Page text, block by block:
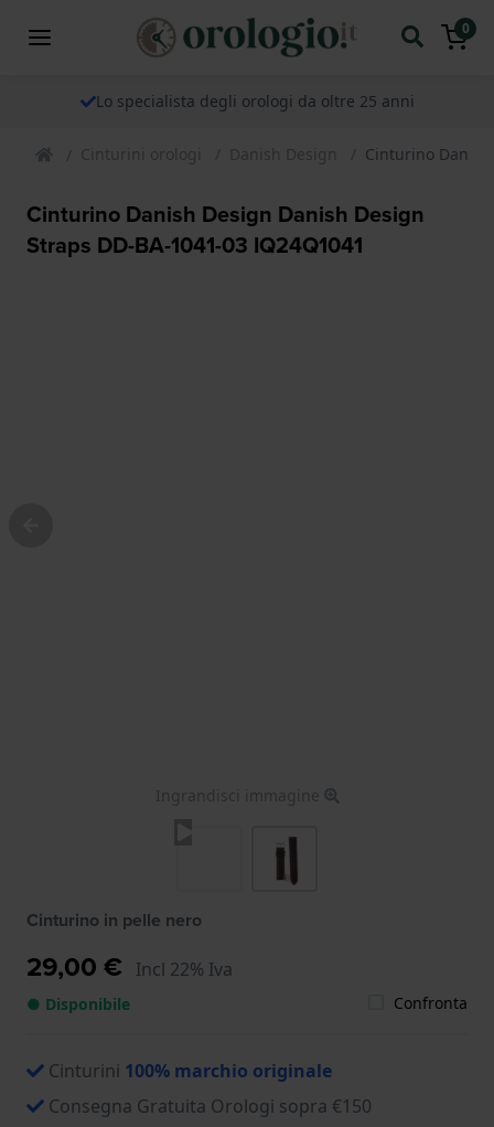
0
Lo specialista degli orologi da oltre 25 anni
Cinturini orologi Danish Design Cinturino Danish
Cinturino Danish Design Danish Design
Straps DD-BA-1041-03 IQ24Q1041
Ingrandisci immagine
Cinturino in pelle nero
29,00 € Incl 22% Iva
● Disponibile Confronta
Cinturini 100% marchio originale
Consegna Gratuita Orologi sopra €150